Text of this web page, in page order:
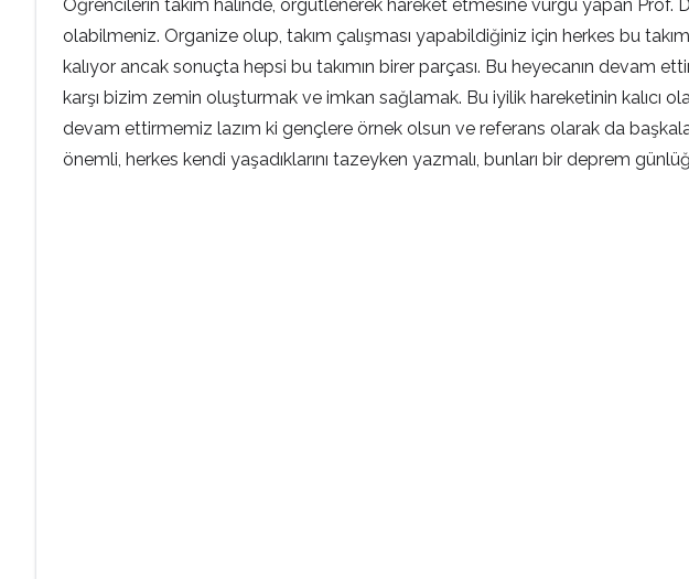
Öğrencilerin takım halinde, örgütlenerek hareket etmesine vurgu yapan
olabilmeniz. Organize olup, takım çalışması yapabildiğiniz için herkes bu
kalıyor ancak sonuçta hepsi bu takımın birer parçası. Bu heyecanın
karşı bizim zemin oluşturmak ve imkan sağlamak. Bu iyilik hareketinin kalıcı
devam ettirmemiz lazım ki gençlere örnek olsun ve referans olarak da
önemli, herkes kendi yaşadıklarını tazeyken yazmalı, bunları bir deprem